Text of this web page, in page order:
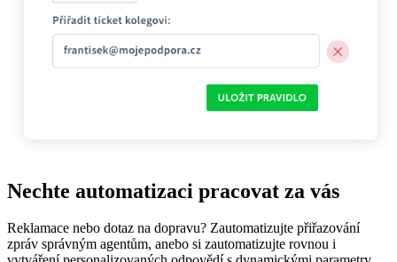
Nechte automatizaci pracovat za vás
Reklamace nebo dotaz na dopravu? Zautomatizujte přiřazování
zpráv správným agentům, anebo si zautomatizujte rovnou i